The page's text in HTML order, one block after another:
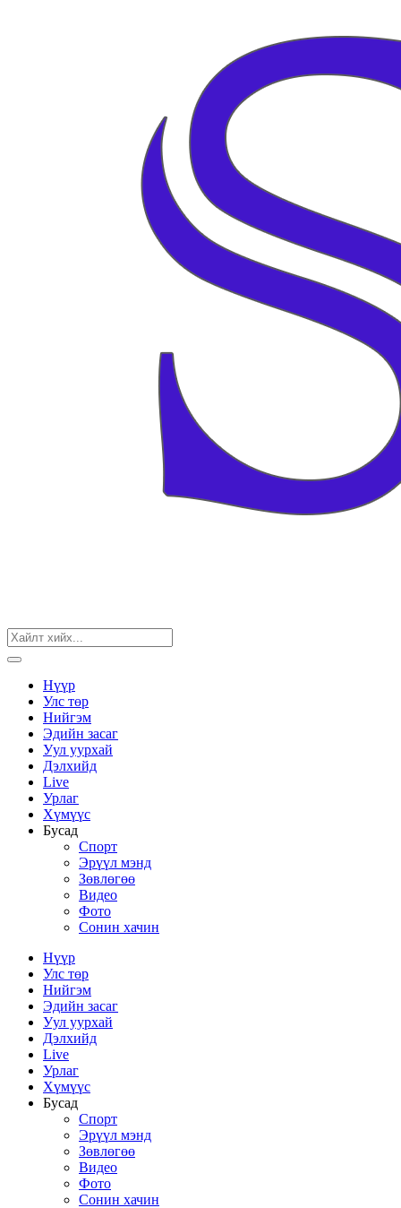
Нүүр
Улс төр
Нийгэм
Эдийн засаг
Уул уурхай
Дэлхийд
Live
Урлаг
Хүмүүс
Бусад
Спорт
Эрүүл мэнд
Зөвлөгөө
Видео
Фото
Сонин хачин
Нүүр
Улс төр
Нийгэм
Эдийн засаг
Уул уурхай
Дэлхийд
Live
Урлаг
Хүмүүс
Бусад
Спорт
Эрүүл мэнд
Зөвлөгөө
Видео
Фото
Сонин хачин